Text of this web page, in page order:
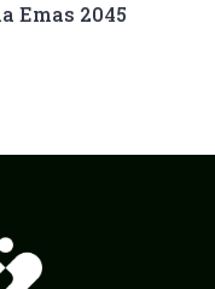
Emas 2045